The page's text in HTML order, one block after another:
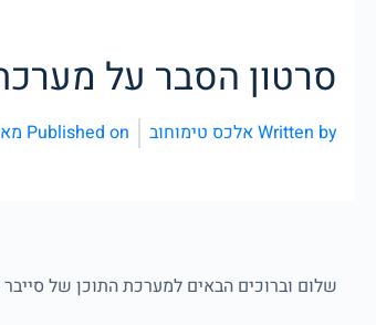
סרטון הסבר על
Written byאלכס טימוחוב Published on מאי 15,
שלום וברוכים הבאים למערכת התוכן של